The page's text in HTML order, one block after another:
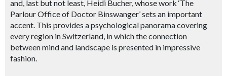
and, last but not least, Heidi Bucher, whose work ‘The
Parlour Office of Doctor Binswanger’ sets an important
accent. This provides a psychological panorama covering
every region in Switzerland, in which the connection
between mind and landscape is presented in impressive
fashion.